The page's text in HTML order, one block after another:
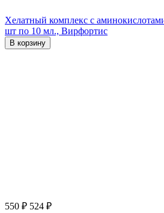
Хелатный комплекс с
шт по 10 мл., Вирфортис
В корзину
550 ₽ 524 ₽